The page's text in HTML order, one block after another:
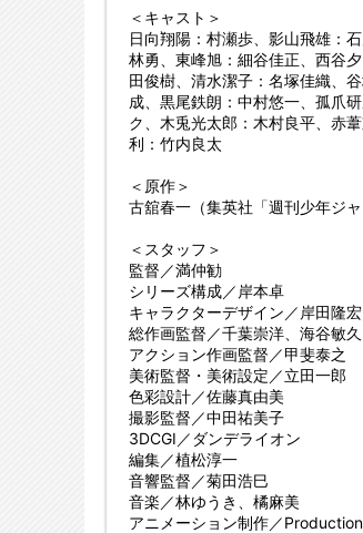
＜キャスト＞
日向翔陽：村瀬歩、影山飛雄：
林勇、東峰旭：細谷佳正、西谷
田俊樹、清水潔子：名塚佳織、
成、黒尾鉄朗：中村悠一、孤爪
ク、木兎光太郎：木村良平、赤
利：竹内良太
＜原作＞
古舘春一（集英社「週刊少年ジャ
＜スタッフ＞
監督／満仲勧
シリーズ構成／岸本卓
キャラクターデザイン／岸田隆宏
総作画監督／千葉崇洋、海谷敏久
アクション作画監督／甲斐泰之
美術監督・美術設定／立田一郎
色彩設計／佐藤真由美
撮影監督／中田祐美子
3DCGI／ダンデライオン
編集／植松淳一
音響監督／菊田浩巳
音楽／林ゆうき、橘麻美
アニメーション制作／